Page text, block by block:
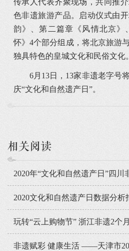
传承人代表齐聚现场，共同推
色非遗旅游产品。启动仪式由
韵》、第二篇章《风情北京》
怀》4个部分组成，将北京旅游
独具特色的皇城文化和民俗文化。
6月13日，13家非遗老字号
庆“文化和自然遗产日”。
相关阅读